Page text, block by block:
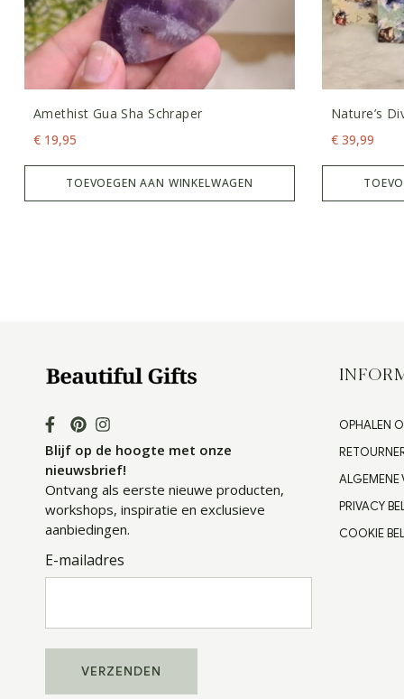
Amethist Gua Sha Schraper
€ 19,95
TOEVOEGEN AAN WINKELWAGEN
Nature’s
€ 39,99
Blijf op de hoogte met onze
nieuwsbrief!
Ontvang als eerste nieuwe producten,
workshops, inspiratie en exclusieve
aanbiedingen.
E-mailadres
OPHALEN
ALGEMENE
PRIVACY
COOKIE